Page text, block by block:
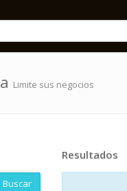
Limite sus negocios
Buscar
Resultados